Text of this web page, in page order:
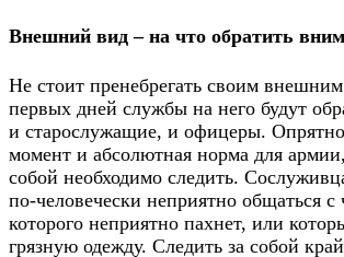
Внешний вид – на что обратить
Не стоит пренебрегать своим
первых дней службы на него будут
и старослужащие, и офицеры.
момент и абсолютная норма для
собой необходимо следить.
по-человечески неприятно общаться с
которого неприятно пахнет, или
грязную одежду. Следить за собой